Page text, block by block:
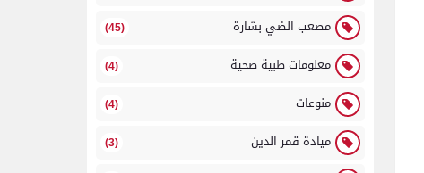
مصعب الضي بشارة (45)
معلومات طبية صحية (4)
منوعات (4)
ميادة قمر الدين (3)